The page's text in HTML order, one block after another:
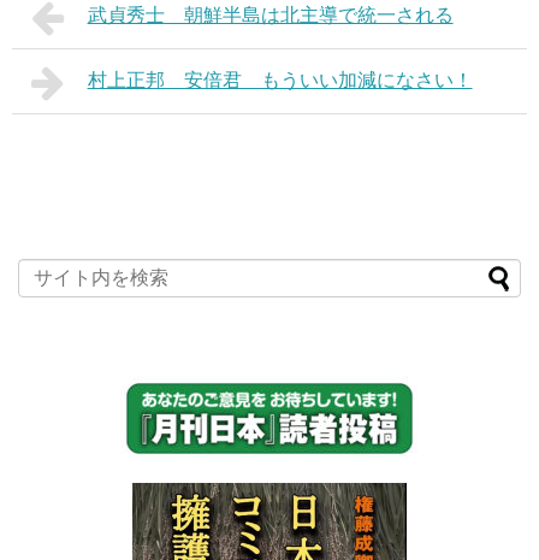
武貞秀士 朝鮮半島は北主導で統一される
村上正邦 安倍君 もういい加減になさい！